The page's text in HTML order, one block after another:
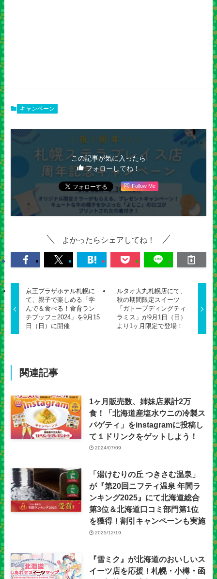
キャンペーン
この記事が気に入ったら
フォローしてね！
Follow Me
よかったらシェアしてね！
京王プラザホテル札幌に
て、親子で楽しめる「学
んで＆食べる！食育ラン
チブッフェ2024」を9月15
日（日）に開催
ルタオ大丸札幌店にて、
秋の期間限定スイーツ
「ガトープディングティ
ラミス」が9月1日（日）
より1ヶ月限定で登場！
関連記事
1ヶ月販売数、姉妹店累計2万
食！「北海道産塩水ウニの冷製ス
パゲティ」をinstagramに投稿し
て１ドリンクをゲットしよう！
2024/07/09
「湯けむりの丘 つきさむ温泉」
が『第20回ニフティ温泉 年間ラ
ンキング2025』にて北海道総合
第3位＆北海道口コミ部門第1位
を獲得！割引キャンペーンも実施
2025/12/19
『雪ミク』が北海道のおいしいス
イーツ店を応援！札幌・小樽・函